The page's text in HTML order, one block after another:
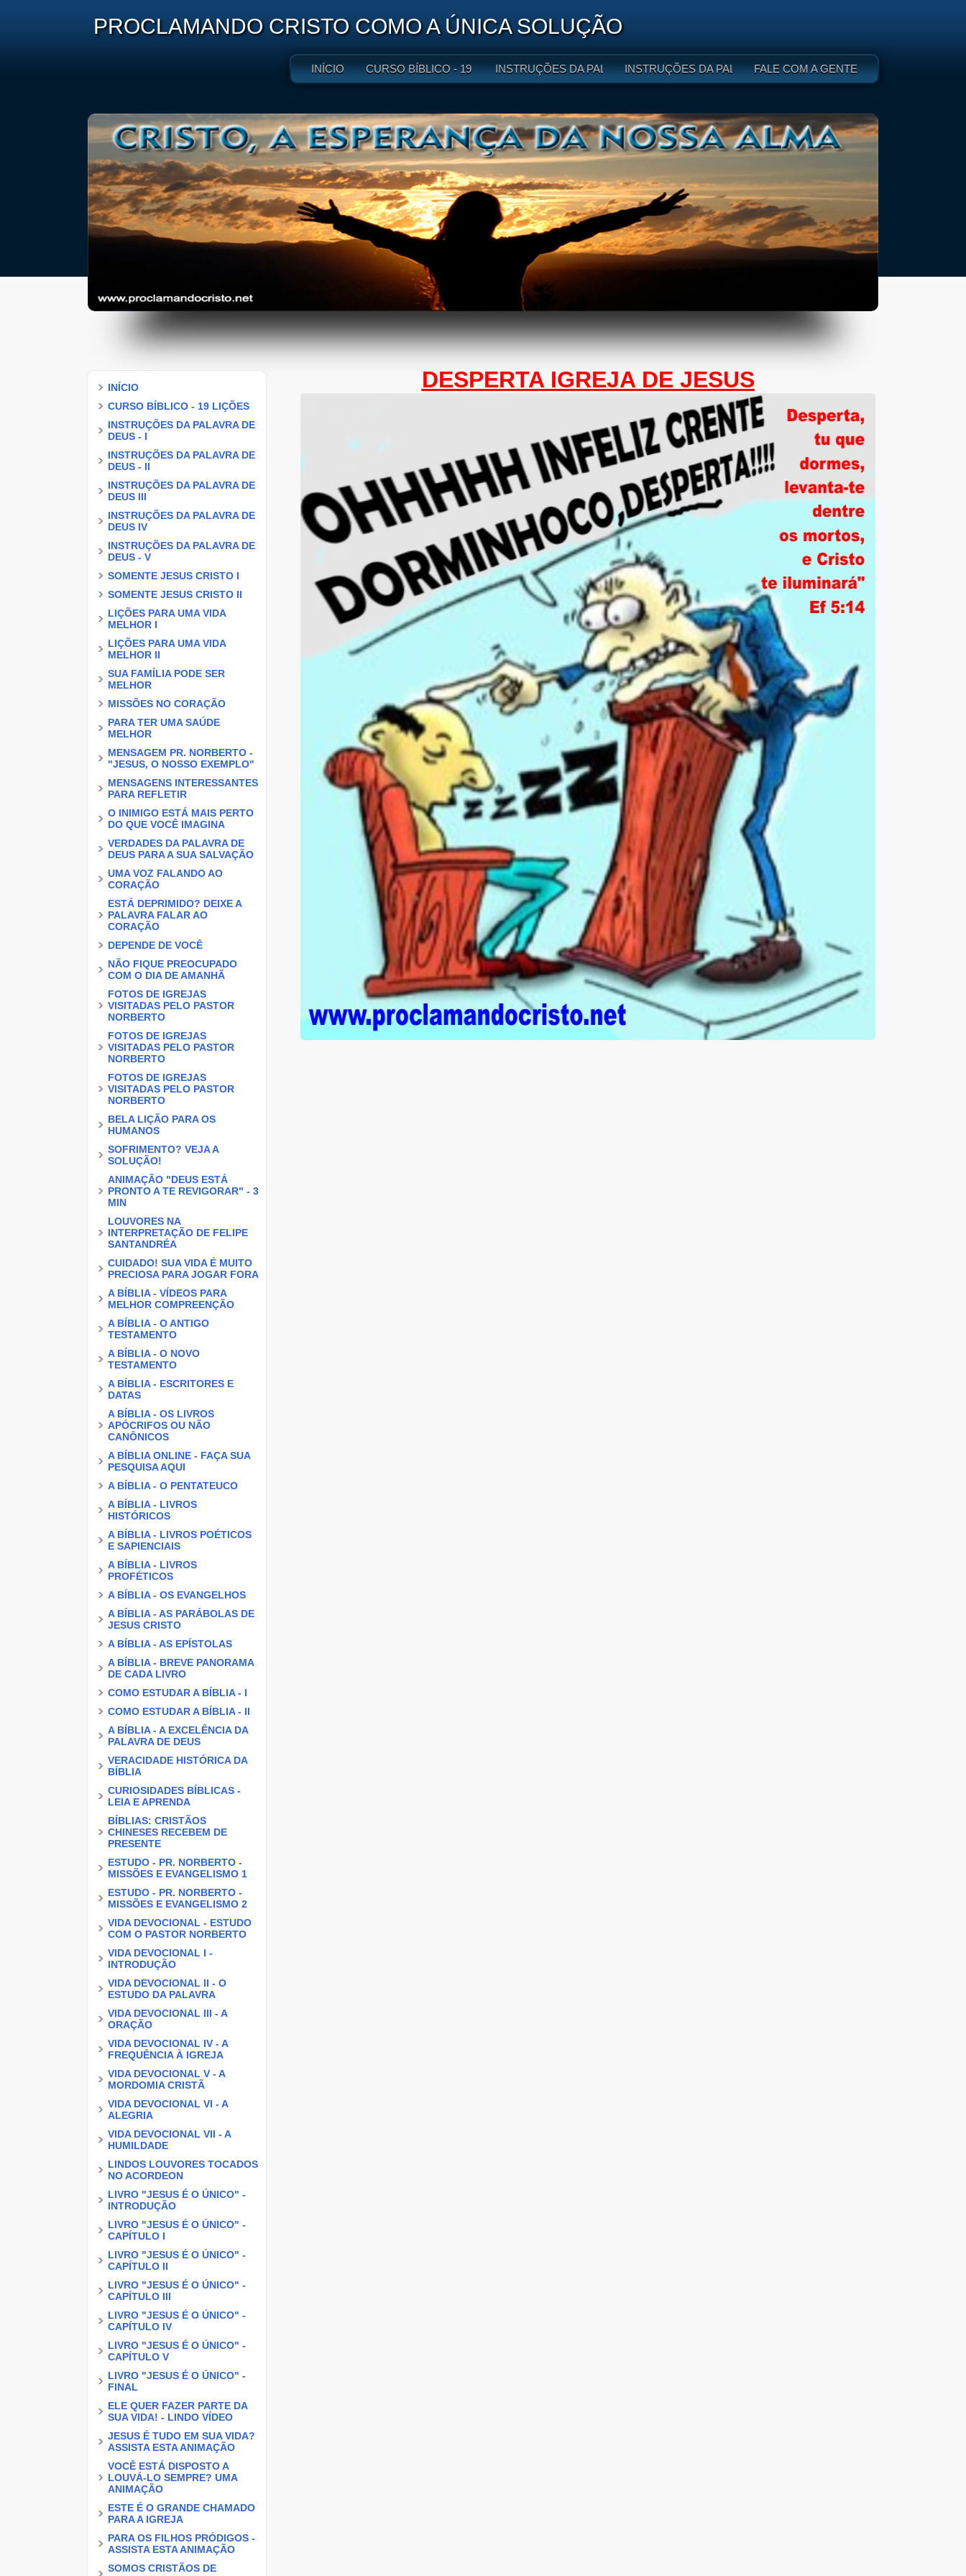
PROCLAMANDO CRISTO COMO A ÚNICA SOLUÇÃO
INÍCIO CURSO BÍBLICO - 19 LIÇÕESINSTRUÇÕES DA PALAVRA DE DEUS - IINSTRUÇÕES DA PALAVRA DE DEUS - II
FALE COM A GENTE
INÍCIO
CURSO BÍBLICO - 19 LIÇÕES
INSTRUÇÕES DA PALAVRA DE
DEUS - I
INSTRUÇÕES DA PALAVRA DE
DEUS - II
INSTRUÇÕES DA PALAVRA DE
DEUS III
INSTRUÇÕES DA PALAVRA DE
DEUS IV
INSTRUÇÕES DA PALAVRA DE
DEUS - V
SOMENTE JESUS CRISTO I
SOMENTE JESUS CRISTO II
LIÇÕES PARA UMA VIDA
MELHOR I
LIÇÕES PARA UMA VIDA
MELHOR II
SUA FAMÍLIA PODE SER
MELHOR
MISSÕES NO CORAÇÃO
PARA TER UMA SAÚDE
MELHOR
MENSAGEM PR. NORBERTO -
"JESUS, O NOSSO EXEMPLO"
MENSAGENS INTERESSANTES
PARA REFLETIR
O INIMIGO ESTÁ MAIS PERTO
DO QUE VOCÊ IMAGINA
VERDADES DA PALAVRA DE
DEUS PARA A SUA SALVAÇÃO
UMA VOZ FALANDO AO
CORAÇÃO
ESTÁ DEPRIMIDO? DEIXE A
PALAVRA FALAR AO
CORAÇÃO
DEPENDE DE VOCÊ
NÃO FIQUE PREOCUPADO
COM O DIA DE AMANHÃ
FOTOS DE IGREJAS
VISITADAS PELO PASTOR
NORBERTO
FOTOS DE IGREJAS
VISITADAS PELO PASTOR
NORBERTO
FOTOS DE IGREJAS
VISITADAS PELO PASTOR
NORBERTO
BELA LIÇÃO PARA OS
HUMANOS
SOFRIMENTO? VEJA A
SOLUÇÃO!
ANIMAÇÃO "DEUS ESTÁ
PRONTO A TE REVIGORAR" - 3
MIN
LOUVORES NA
INTERPRETAÇÃO DE FELIPE
SANTANDRÉA
CUIDADO! SUA VIDA É MUITO
PRECIOSA PARA JOGAR FORA
A BÍBLIA - VÍDEOS PARA
MELHOR COMPREENÇÃO
A BÍBLIA - O ANTIGO
TESTAMENTO
A BÍBLIA - O NOVO
TESTAMENTO
A BÍBLIA - ESCRITORES E
DATAS
A BÍBLIA - OS LIVROS
APÓCRIFOS OU NÃO
CANÔNICOS
A BÍBLIA ONLINE - FAÇA SUA
PESQUISA AQUI
A BÍBLIA - O PENTATEUCO
A BÍBLIA - LIVROS
HISTÓRICOS
A BÍBLIA - LIVROS POÉTICOS
E SAPIENCIAIS
A BÍBLIA - LIVROS
PROFÉTICOS
A BÍBLIA - OS EVANGELHOS
A BÍBLIA - AS PARÁBOLAS DE
JESUS CRISTO
A BÍBLIA - AS EPÍSTOLAS
A BÍBLIA - BREVE PANORAMA
DE CADA LIVRO
COMO ESTUDAR A BÍBLIA - I
COMO ESTUDAR A BÍBLIA - II
A BÍBLIA - A EXCELÊNCIA DA
PALAVRA DE DEUS
VERACIDADE HISTÓRICA DA
BÍBLIA
CURIOSIDADES BÍBLICAS -
LEIA E APRENDA
BÍBLIAS: CRISTÃOS
CHINESES RECEBEM DE
PRESENTE
ESTUDO - PR. NORBERTO -
MISSÕES E EVANGELISMO 1
ESTUDO - PR. NORBERTO -
MISSÕES E EVANGELISMO 2
VIDA DEVOCIONAL - ESTUDO
COM O PASTOR NORBERTO
VIDA DEVOCIONAL I -
INTRODUÇÃO
VIDA DEVOCIONAL II - O
ESTUDO DA PALAVRA
VIDA DEVOCIONAL III - A
ORAÇÃO
VIDA DEVOCIONAL IV - A
FREQUÊNCIA À IGREJA
VIDA DEVOCIONAL V - A
MORDOMIA CRISTÃ
VIDA DEVOCIONAL VI - A
ALEGRIA
VIDA DEVOCIONAL VII - A
HUMILDADE
LINDOS LOUVORES TOCADOS
NO ACORDEON
LIVRO "JESUS É O ÚNICO" -
INTRODUÇÃO
LIVRO "JESUS É O ÚNICO" -
CAPÍTULO I
LIVRO "JESUS É O ÚNICO" -
CAPÍTULO II
LIVRO "JESUS É O ÚNICO" -
CAPÍTULO III
LIVRO "JESUS É O ÚNICO" -
CAPÍTULO IV
LIVRO "JESUS É O ÚNICO" -
CAPÍTULO V
LIVRO "JESUS É O ÚNICO" -
FINAL
ELE QUER FAZER PARTE DA
SUA VIDA! - LINDO VÍDEO
JESUS É TUDO EM SUA VIDA?
ASSISTA ESTA ANIMAÇÃO
VOCÊ ESTÁ DISPOSTO A
LOUVÁ-LO SEMPRE? UMA
ANIMAÇÃO
ESTE É O GRANDE CHAMADO
PARA A IGREJA
PARA OS FILHOS PRÓDIGOS -
ASSISTA ESTA ANIMAÇÃO
SOMOS CRISTÃOS DE
DESPERTA IGREJA DE JESUS